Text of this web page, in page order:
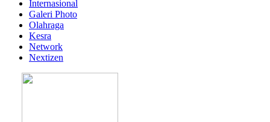
Internasional
Galeri Photo
Olahraga
Kesra
Network
Nextizen